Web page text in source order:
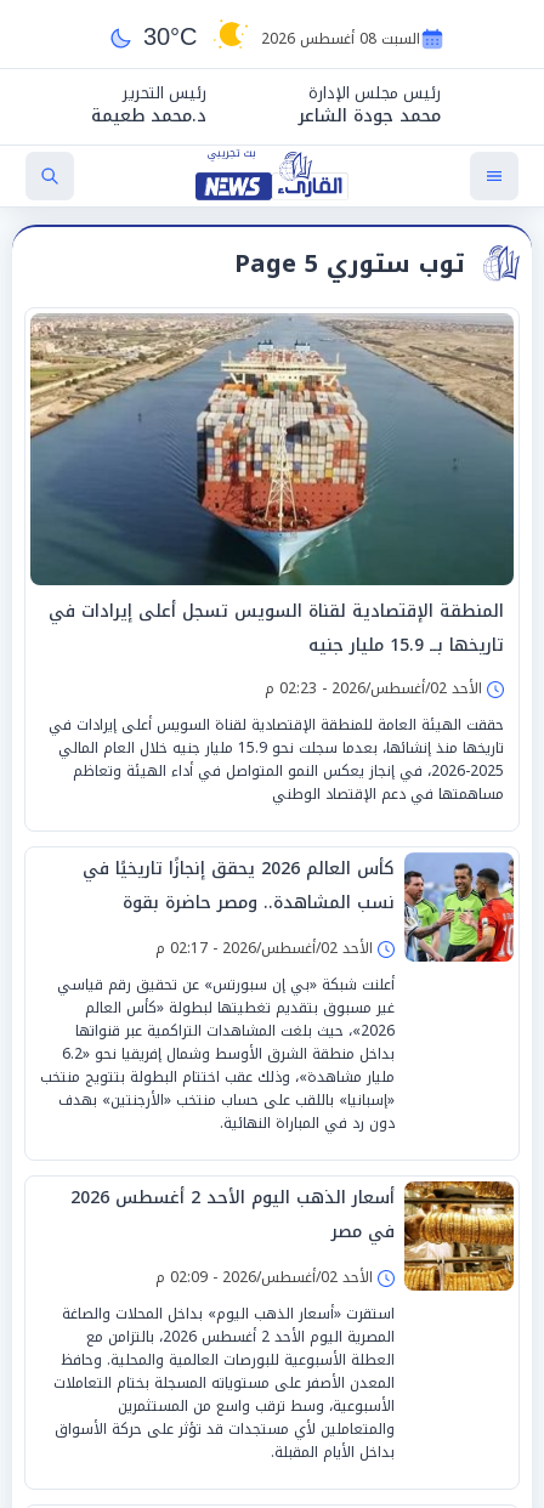
السبت 08 أغسطس 2026 30°C
رئيس مجلس الإدارة
محمد جودة الشاعر
رئيس التحرير
د.محمد طعيمة
توب ستوري Page 5
المنطقة الإقتصادية لقناة السويس تسجل أعلى إيرادات في
تاريخها بــ 15.9 مليار جنيه
الأحد 02/أغسطس/2026 - 02:23 م
حققت الهيئة العامة للمنطقة الإقتصادية لقناة السويس أعلى إيرادات في
تاريخها منذ إنشائها، بعدما سجلت نحو 15.9 مليار جنيه خلال العام المالي
2025-2026، في إنجاز يعكس النمو المتواصل في أداء الهيئة وتعاظم
مساهمتها في دعم الإقتصاد الوطني
كأس العالم 2026 يحقق إنجازًا تاريخيًا في
نسب المشاهدة.. ومصر حاضرة بقوة
الأحد 02/أغسطس/2026 - 02:17 م
أعلنت شبكة «بي إن سبورتس» عن تحقيق رقم قياسي
غير مسبوق بتقديم تغطيتها لبطولة «كأس العالم
2026»، حيث بلغت المشاهدات التراكمية عبر قنواتها
بداخل منطقة الشرق الأوسط وشمال إفريقيا نحو «6.2
مليار مشاهدة»، وذلك عقب اختتام البطولة بتتويج منتخب
«إسبانيا» باللقب على حساب منتخب «الأرجنتين» بهدف
دون رد في المباراة النهائية.
أسعار الذهب اليوم الأحد 2 أغسطس 2026
في مصر
الأحد 02/أغسطس/2026 - 02:09 م
استقرت «أسعار الذهب اليوم» بداخل المحلات والصاغة
المصرية اليوم الأحد 2 أغسطس 2026، بالتزامن مع
العطلة الأسبوعية للبورصات العالمية والمحلية. وحافظ
المعدن الأصفر على مستوياته المسجلة بختام التعاملات
الأسبوعية، وسط ترقب واسع من المستثمرين
والمتعاملين لأي مستجدات قد تؤثر على حركة الأسواق
بداخل الأيام المقبلة.